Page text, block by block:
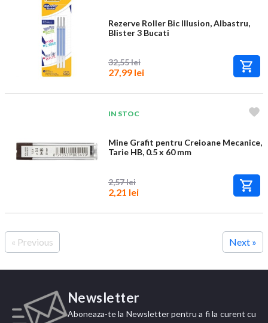
Rezerve Roller Bic Illusion, Albastru,
Blister 3 Bucati
32,55 lei
27,99 lei
IN STOC
Mine Grafit pentru Creioane Mecanice,
Tarie HB, 0.5 x 60 mm
2,57 lei
2,21 lei
« Previous Next »
Newsletter
Aboneaza-te la Newsletter pentru a fi la curent cu